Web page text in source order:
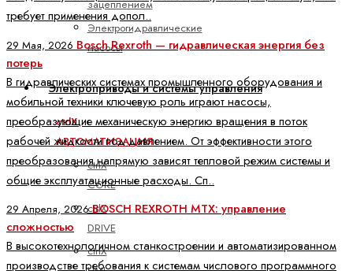
зацеплением
Электрогидравлические
насосы
Электроприводы и системы управления
ctrlX
АВТОМАТИЗАЦИЯ
ctrlX
CORE
ctrlX
DRIVE
ctrlX
требует применения допол..
29 Мая, 2026 Bosch Rexroth — гидравлическая энергия без
потерь
В гидравлических системах промышленного оборудования и
мобильной техники ключевую роль играют насосы,
преобразующие механическую энергию вращения в поток
рабочей жидкости под давлением. От эффективности этого
преобразования напрямую зависят тепловой режим системы и
общие эксплуатационные расходы. Сп..
29 Апреля, 2026BOSCH REXROTH MTX: управление
сложностью
В высокотехнологичном станкостроении и автоматизированном
производстве требования к системам числового программного